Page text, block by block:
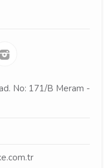
No: 171/B Meram -